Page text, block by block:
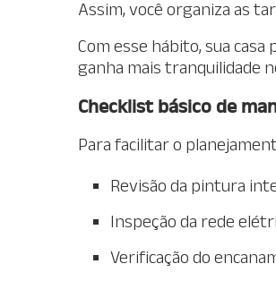
Assim, você organiza as
Com esse hábito, sua
ganha mais tranquilidade
Checklist básico de
Para facilitar o
Revisão da pintura
Inspeção da rede
Verificação do